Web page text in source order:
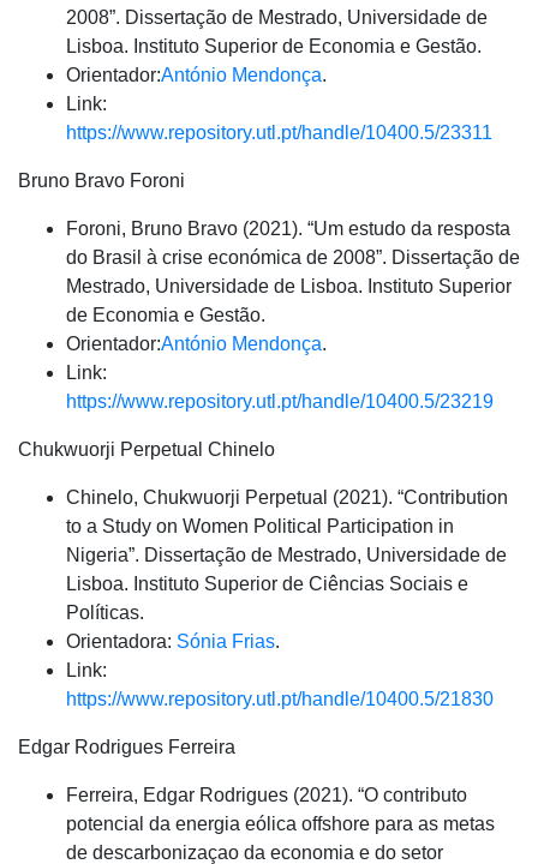
2008”. Dissertação de Mestrado, Universidade de
Lisboa. Instituto Superior de Economia e Gestão.
Orientador:António Mendonça.
Link:
https://www.repository.utl.pt/handle/10400.5/23311
Bruno Bravo Foroni
Foroni, Bruno Bravo (2021). “Um estudo da resposta
do Brasil à crise económica de 2008”. Dissertação de
Mestrado, Universidade de Lisboa. Instituto Superior
de Economia e Gestão.
Orientador:António Mendonça.
Link:
https://www.repository.utl.pt/handle/10400.5/23219
Chukwuorji Perpetual Chinelo
Chinelo, Chukwuorji Perpetual (2021). “Contribution
to a Study on Women Political Participation in
Nigeria”. Dissertação de Mestrado, Universidade de
Lisboa. Instituto Superior de Ciências Sociais e
Políticas.
Orientadora: Sónia Frias.
Link:
https://www.repository.utl.pt/handle/10400.5/21830
Edgar Rodrigues Ferreira
Ferreira, Edgar Rodrigues (2021). “O contributo
potencial da energia eólica offshore para as metas
de descarbonizaçao da economia e do setor